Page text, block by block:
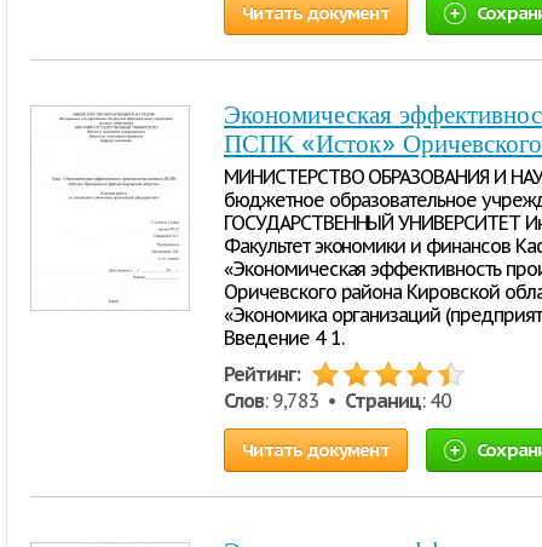
Читать документ
Экономическая
ПСПК «Исток» Оричевского
МИНИСТЕРСТВО ОБРАЗОВАНИЯ И
бюджетное образовательное
ГОСУДАРСТВЕННЫЙ УНИВЕРСИТЕТ
Факультет экономики и финансов
«Экономическая эффективность
Оричевского района Кировской
«Экономика организаций
Введение 4 1.
Рейтинг:
Слов: 9,783 • Страниц: 40
Читать документ